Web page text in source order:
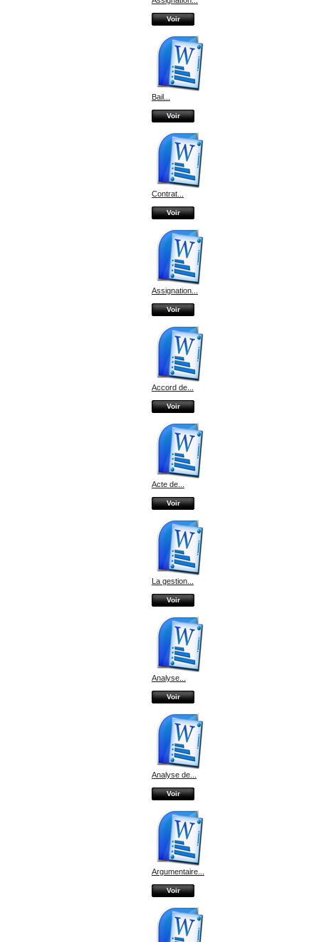
Voir
Bail...
Voir
Contrat...
Voir
Assignation...
Voir
Accord de...
Voir
Acte de...
Voir
La gestion...
Voir
Analyse...
Voir
Analyse de...
Voir
Argumentaire...
Voir